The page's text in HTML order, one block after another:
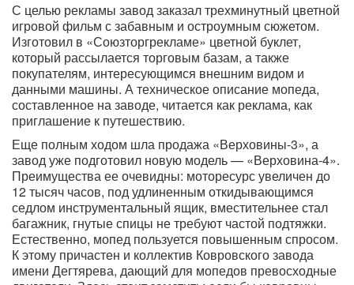
С целью рекламы завод заказал трехминутный цветной
игровой фильм с забавным и остроумным сюжетом.
Изготовил в «Союзторгрекламе» цветной буклет,
который рассылается торговым базам, а также
покупателям, интересующимся внешним видом и
данными машины. А техническое описание мопеда,
составленное на заводе, читается как реклама, как
приглашение к путешествию.
Еще полным ходом шла продажа «Верховины-3», а
завод уже подготовил новую модель — «Верховина-4».
Преимущества ее очевидны: моторесурс увеличен до
12 тысяч часов, под удлиненным откидывающимся
седлом инструментальный ящик, вместительнее стал
багажник, гнутые спицы не требуют частой подтяжки.
Естественно, мопед пользуется повышенным спросом.
К этому причастен и коллектив Ковровского завода
имени Дегтярева, дающий для мопедов превосходные